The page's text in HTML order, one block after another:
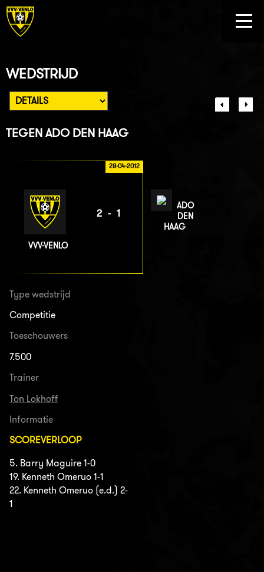
WEDSTRIJD
TEGEN ADO DEN HAAG
28-04-2012
VVV-VENLO
2-1
ADO
DEN
HAAG
Type wedstrijd
Competitie
Toeschouwers
7.500
Trainer
Ton Lokhoff
Informatie
SCOREVERLOOP
5. Barry Maguire 1-0
19. Kenneth Omeruo 1-1
22. Kenneth Omeruo (e.d.) 2-
1